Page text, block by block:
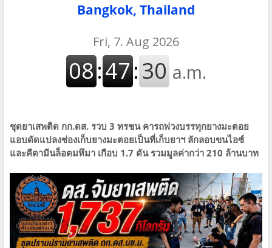
Bangkok, Thailand
ชุดยาเสพติด กก.ดส. รวบ 3 ทรชน คารถพ่วงบรรทุกยางมะตอย
แอบดัดแปลงช่องเก็บยางมะตอยเป็นที่เก็บยาฯ ลักลอบขนไอซ์
และคีตามีนล็อตมหึมา เกือบ 1.7 ตัน รวมมูลค่ากว่า 210 ล้านบาท